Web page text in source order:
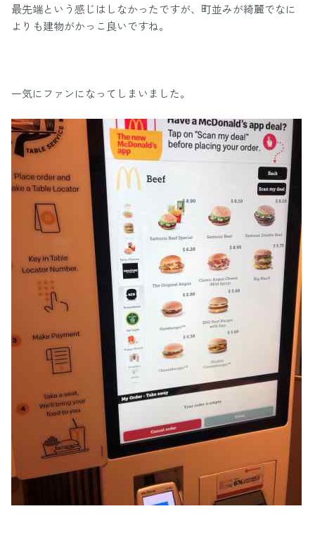
最先端という感じはしなかったですが、町並みが綺麗でなに
よりも建物がかっこ良いですね。
一気にファンになってしまいました。